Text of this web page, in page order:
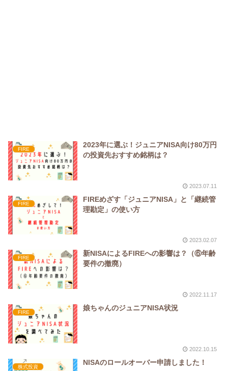
FIRE
2023年に選ぶ！ジュニアNISA向け80万円
の投資先おすすめ銘柄は？
2023.07.11
FIRE
FIREめざす「ジュニアNISA」と「継続管
理勘定」の使い方
2023.02.07
FIRE
新NISAによるFIREへの影響は？（⑥年齢
要件の撤廃）
2022.11.17
FIRE
娘ちゃんのジュニアNISA状況
2022.10.15
株式投資
NISAのロールオーバー申請しました！